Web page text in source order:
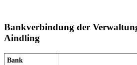
Bankverbindung der
Aindling
Bank